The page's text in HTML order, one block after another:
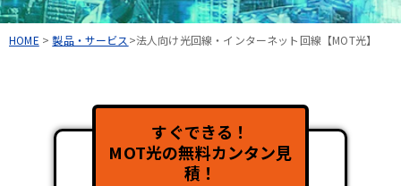
HOME >製品・サービス >法人向け光回線・インターネット回線【MOT光】
すぐできる！
MOT光の無料カンタン見
積！